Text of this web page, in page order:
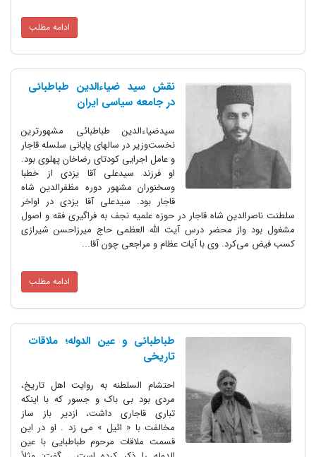
ادامه مطلب
نقش سید ضیاءالدین طباطبائی
در جامعه سیاسی ایران
سیدضیاءالدین طباطبائی مشهورترین
نخست‌وزیر در سالهای پایانی سلسله قاجار
و عامل اجرایی کودتای رضاخان پهلوی بود.
او فرزند سیدعلی آقا یزدی از خطبا
وسخنوران مشهور دوره مظفرالدین شاه
قاجار بود. سیدعلی آقا یزدی در اواخر
سلطنت ناصرالدین شاه قاجار در حوزه علمیه نجف به فراگیری فقه و اصول
مشغول بود واز محضر درس آیت الله العظمی حاج میرزاحسن شیرازی
کسب فیض می‌کرد. وی با آیات عظام و مراجعی چون آقا...
ادامه مطلب
طباطبائی و عین الدوله؛ ملاقات
تاریخی
احتشام السلطنه به روایت اهل تاریخ،
مردی بود بی باک و جسور که با اینکه
تباری قاجاری داشت، ازدیر باز ساز
مخالفت با « ائیل » می زد . او در این
قسمت ملاقات مرحوم طباطبایی با عین